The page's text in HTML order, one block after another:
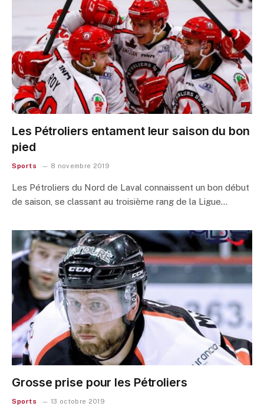
Les Pétroliers entament leur saison du bon
pied
Sports 8 novembre 2019
Les Pétroliers du Nord de Laval connaissent un bon début
de saison, se classant au troisième rang de la Ligue…
Grosse prise pour les Pétroliers
Sports 13 octobre 2019